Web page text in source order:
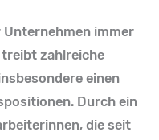
immer
treibt zahlreiche
einen
Durch ein
die seit